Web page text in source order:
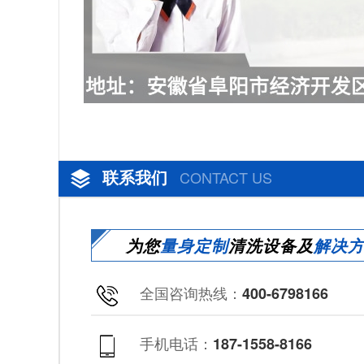
联系我们 CONTACT US
为您量身定制清洗设备及解决
全国咨询热线： 400-6798166
手机电话： 187-1558-8166